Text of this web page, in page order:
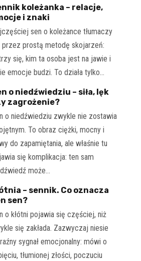
koleżanka – relacje,
i znaki
sen o koleżance tłumaczy
przez prostą metodę skojarzeń:
się, kim ta osoba jest na jawie i
emocje budzi. To działa tylko…
o niedźwiedziu – siła, lęk
zagrożenie?
o niedźwiedziu zwykle nie zostawia
To obraz ciężki, mocny i
do zapamiętania, ale właśnie tu
się komplikacja: ten sam
może…
– sennik. Co oznacza
sen?
o kłótni pojawia się częściej, niż
się zakłada. Zazwyczaj niesie
sygnał emocjonalny: mówi o
tłumionej złości, poczuciu